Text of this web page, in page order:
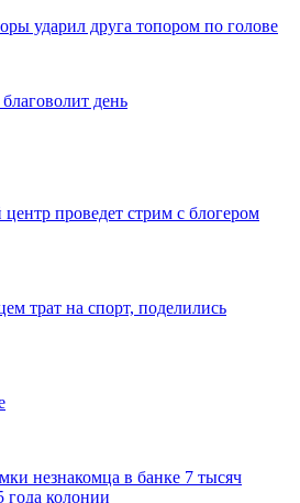
ударил друга топором по голове
день
проведет стрим с блогером
трат на спорт, поделились
незнакомца в банке 7 тысяч
года колонии